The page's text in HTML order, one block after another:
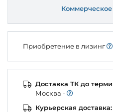
Приобретение в лизинг
Доставка ТК до
Моcква -
Курьерская доставка: